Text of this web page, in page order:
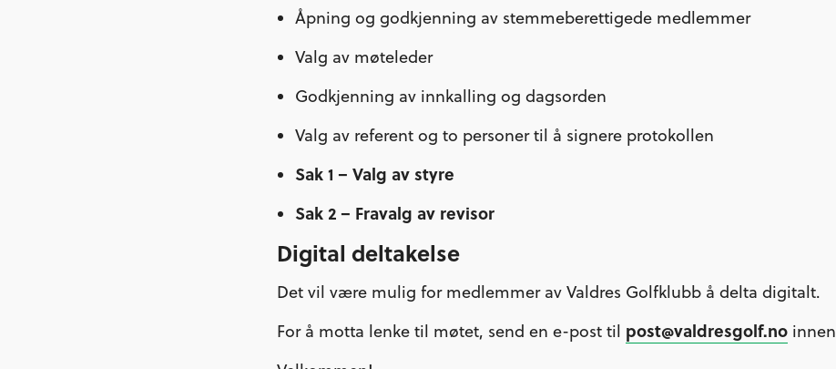
Åpning og godkjenning av stemmeberettigede medlemmer
Valg av møteleder
Godkjenning av innkalling og dagsorden
Valg av referent og to personer til å signere protokollen
Sak 1 – Valg av styre
Sak 2 – Fravalg av revisor
Digital deltakelse
Det vil være mulig for medlemmer av Valdres Golfklubb å delta digitalt.
For å motta lenke til møtet, send en e-post til post@valdresgolf.no innen